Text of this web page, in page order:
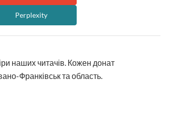
Perplexity
наших читачів. Кожен донат
Франківськ та область.